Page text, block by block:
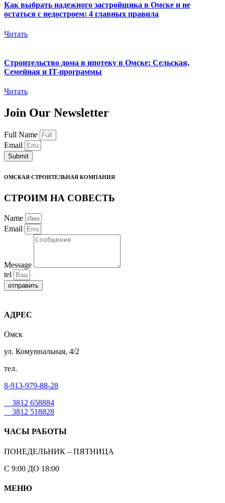
Как выбрать надежного застройщика в Омске и не
остаться с недостроем: 4 главных правила
Читать
Строительство дома в ипотеку в Омске: Сельская,
Семейная и IT-программы
Читать
Join Our Newsletter
Full Name
Email
Submit
ОМСКАЯ СТРОИТЕЛЬНАЯ КОМПАНИЯ
СТРОИМ НА СОВЕСТЬ
Name
Email
Message
tel
отправить
АДРЕС
Омск
ул. Комуннальная, 4/2
тел.
8-913-979-88-28
3812 658884
3812 518828
ЧАСЫ РАБОТЫ
ПОНЕДЕЛЬНИК – ПЯТНИЦА
С 9:00 ДО 18:00
МЕНЮ